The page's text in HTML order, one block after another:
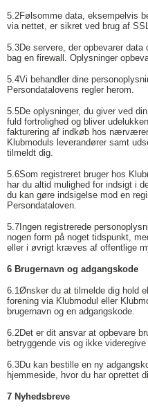
5.2Følsomme data, eksempelvis
via nettet, er sikret ved brug af
5.3De servere, der opbevarer
bag en firewall. Oplysninger
5.4Vi behandler dine
Persondatalovens regler herom.
5.5De oplysninger, du giver ved
fuld fortrolighed og bliver
fakturering af indkøb hos
Klubmoduls leverandører samt
tilmeldt dig.
5.6Som registreret bruger hos
har du altid mulighed for indsigt i
du kan gøre indsigelse mod en
Persondataloven.
5.7 Ingen registrerede
nogen form på noget tidspunkt,
eller i øvrigt kræves af offentlige
6 Brugernavn og adgangskode
6.1Ønsker du at tilmelde dig hold
forening via Klubmodul eller
brugernavn og en adgangskode.
6.2Det er dit ansvar at opbevare
betryggende vis og ikke
6.3Du kan bestille en ny
hjemmeside, hvor du har oprettet
7 Nyhedsbreve